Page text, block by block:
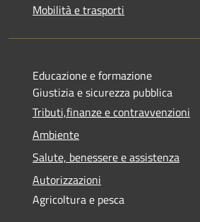
Mobilità e trasporti
Educazione e formazione
Giustizia e sicurezza pubblica
Tributi,finanze e contravvenzioni
Ambiente
Salute, benessere e assistenza
Autorizzazioni
Agricoltura e pesca